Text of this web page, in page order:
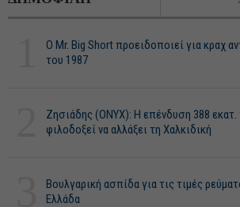
O Mr. Big Short προειδοποιεί για κραχ
του 1987
Ζησιάδης (ONYX): Η επένδυση 388
φιλοδοξεί να αλλάξει τη Χαλκιδική
Βουλγαρική ασπίδα για τις τιμές
Ελλάδα